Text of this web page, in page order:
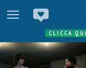
CLICCA